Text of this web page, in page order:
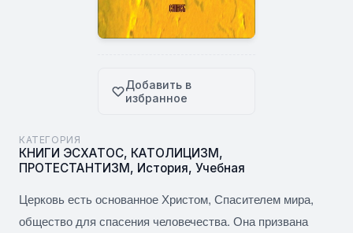
Добавить в
избранное
КАТЕГОРИЯ
КНИГИ ЭСХАТОС, КАТОЛИЦИЗМ,
ПРОТЕСТАНТИЗМ, История, Учебная
Церковь есть основанное Христом, Спасителем мира,
общество для спасения человечества. Она призвана